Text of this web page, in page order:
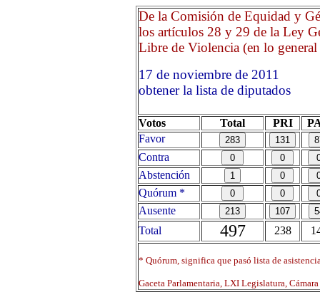
De la Comisión de Equidad y
los artículos 28 y 29 de la Ley
Libre de Violencia (en lo
17 de noviembre de
obtener la lista de diputados
Votos Total PRI
Favor
Contra
Abstención
Quórum *
Ausente
Total
497 238
* Quórum, significa que pasó lista de
Gaceta Parlamentaria, LXI Legislatura,